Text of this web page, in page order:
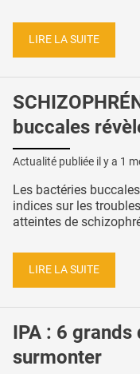
LIRE LA SUITE
buccales
Actualité publiée il y a 1
Les bactéries
indices sur les
atteintes de
LIRE LA SUITE
IPA : 6
surmonter